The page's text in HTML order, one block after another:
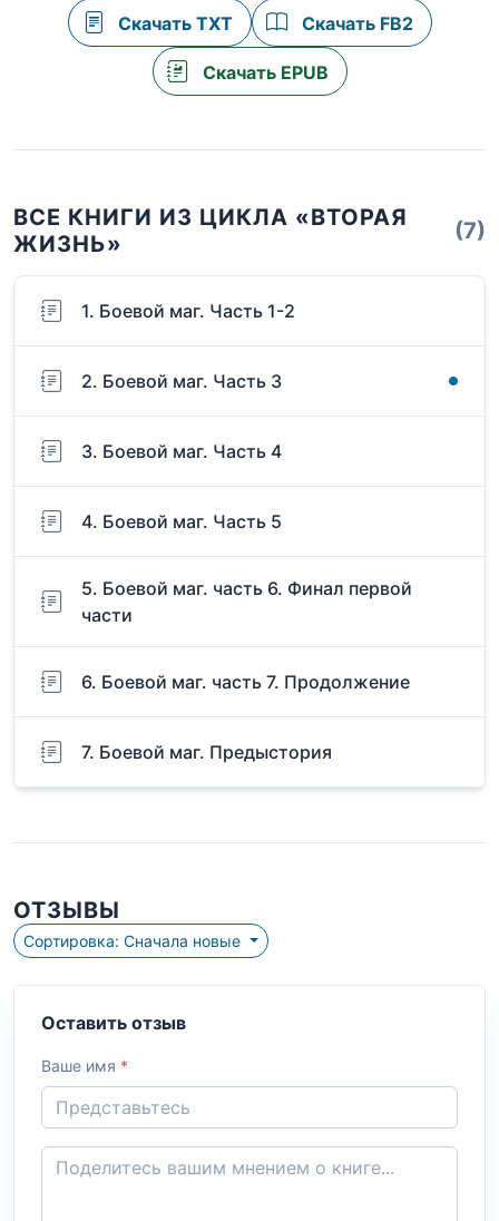
Скачать TXT Скачать FB2
Скачать EPUB
ВСЕ КНИГИ ИЗ ЦИКЛА «ВТОРАЯ
ЖИЗНЬ»
(7)
1. Боевой маг. Часть 1-2
2. Боевой маг. Часть 3
3. Боевой маг. Часть 4
4. Боевой маг. Часть 5
5. Боевой маг. часть 6. Финал первой
части
6. Боевой маг. часть 7. Продолжение
7. Боевой маг. Предыстория
ОТЗЫВЫ
Сортировка: Сначала новые
Оставить отзыв
Ваше имя *